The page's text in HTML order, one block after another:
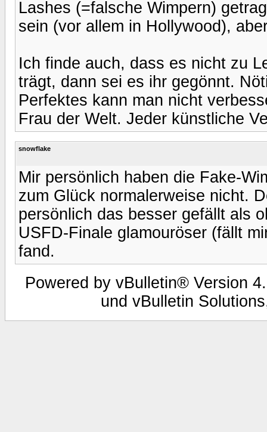
Lashes (=falsche Wimpern)
sein (vor allem in Hollywood),
Ich finde auch, dass es nicht zu
trägt, dann sei es ihr gegönnt.
Perfektes kann man nicht
Frau der Welt. Jeder künstliche
snowflake
Mir persönlich haben die Fake-
zum Glück normalerweise nicht.
persönlich das besser gefällt als
USFD-Finale glamouröser (fällt
fand.
Powered by vBulletin® Version
und vBulletin